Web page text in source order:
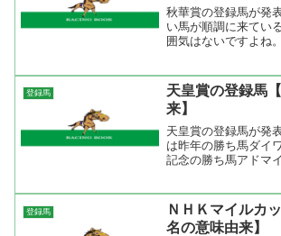
秋華賞の登録馬が発
い馬が順調に来てい
囲気はないですよね
サイレンス産駒がい
しょうね。２００４
登録馬
天皇賞の登録馬
来】
天皇賞の登録馬が発
は昨年の勝ち馬ダイ
記念の勝ち馬アドマ
っつけになりますが
毎日王冠を使われま
登録馬
ＮＨＫマイルカ
名の意味由来】